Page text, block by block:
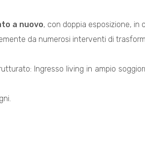
a nuovo, con doppia esposizione, in
da numerosi interventi di
Ingresso living in ampio